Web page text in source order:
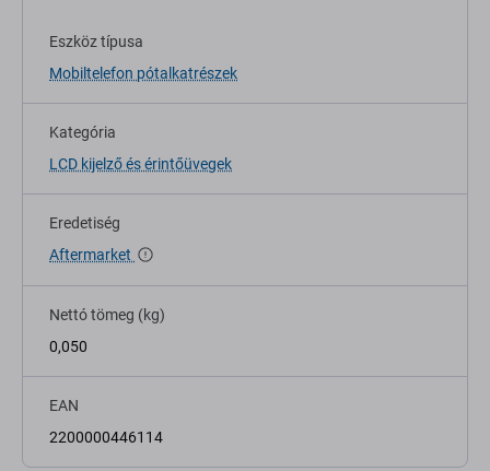
Eszköz típusa
Mobiltelefon pótalkatrészek
Kategória
LCD kijelző és érintőüvegek
Eredetiség
Aftermarket
Nettó tömeg (kg)
0,050
EAN
2200000446114